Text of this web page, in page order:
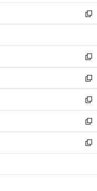
開
く
ウ
で
開
ン
ド
ウ
開
く
ウ
ィ
ン
ウ
で
開
く
し
い
ウ
ン
ド
ウ
で
開
く
新
し
ウ
ィ
ン
ド
ウ
で
開
く
新
し
い
ウ
ィ
ン
ド
ウ
で
開
新
し
い
ウ
ィ
ン
ド
ウ
開
新
し
い
ウ
ィ
ン
ウ
新
し
い
ウ
ン
新
し
ウ